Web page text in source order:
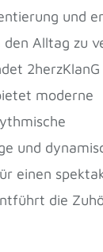
und
Alltag zu
2herzKlanG
moderne
und
einen
die